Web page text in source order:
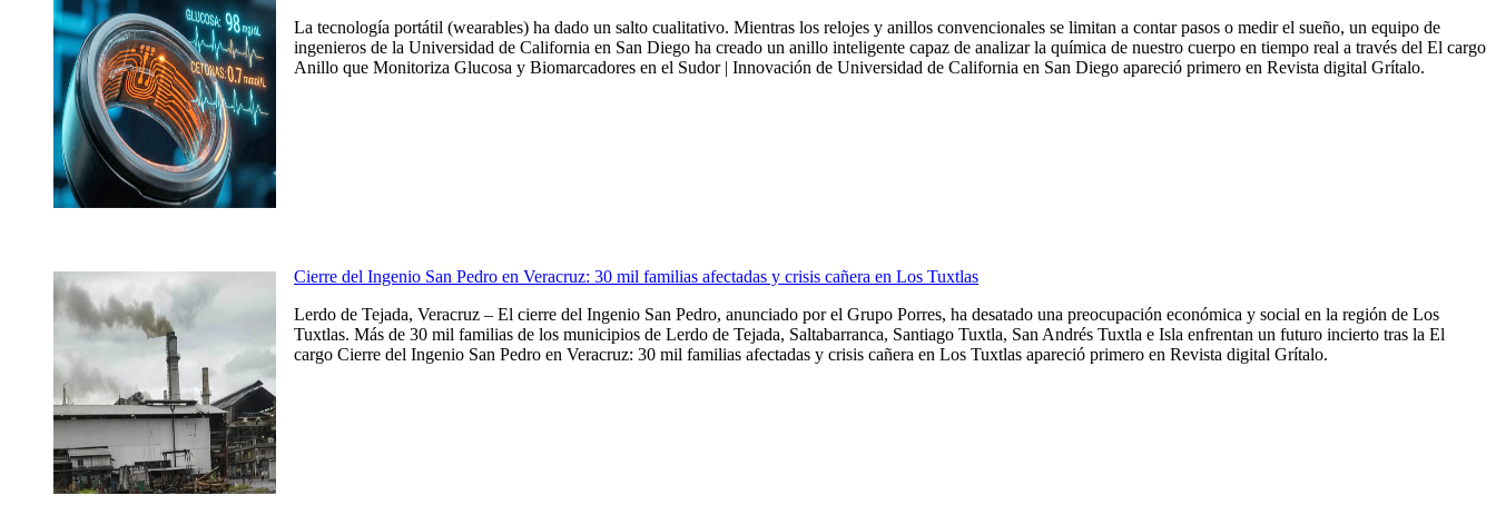
La tecnología portátil (wearables) ha dado un salto cualitativo. Mientras los relojes y anillos convencionales se limitan a contar pasos o medir el sueño, un equipo de
ingenieros de la Universidad de California en San Diego ha creado un anillo inteligente capaz de analizar la química de nuestro cuerpo en tiempo real a través del El cargo
Anillo que Monitoriza Glucosa y Biomarcadores en el Sudor | Innovación de Universidad de California en San Diego apareció primero en Revista digital Grítalo.
Cierre del Ingenio San Pedro en Veracruz: 30 mil familias afectadas y crisis cañera en Los Tuxtlas
Lerdo de Tejada, Veracruz – El cierre del Ingenio San Pedro, anunciado por el Grupo Porres, ha desatado una preocupación económica y social en la región de Los
Tuxtlas. Más de 30 mil familias de los municipios de Lerdo de Tejada, Saltabarranca, Santiago Tuxtla, San Andrés Tuxtla e Isla enfrentan un futuro incierto tras la El
cargo Cierre del Ingenio San Pedro en Veracruz: 30 mil familias afectadas y crisis cañera en Los Tuxtlas apareció primero en Revista digital Grítalo.